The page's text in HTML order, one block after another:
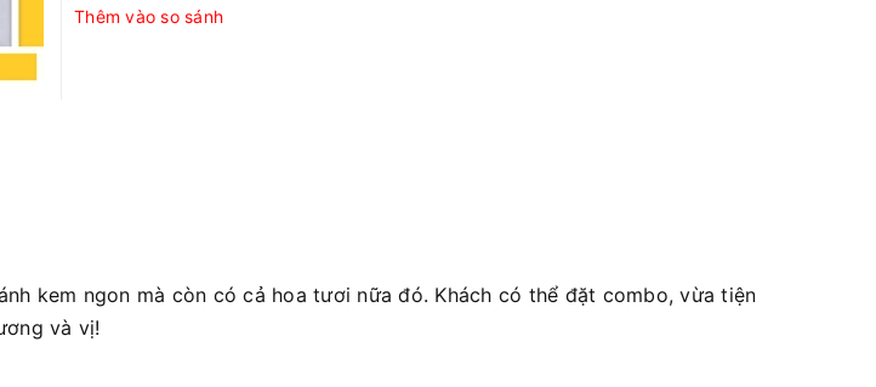
Thêm vào so sánh
kem ngon mà còn có cả hoa tươi nữa đó. Khách có thể đặt combo, vừa tiện
và vị!